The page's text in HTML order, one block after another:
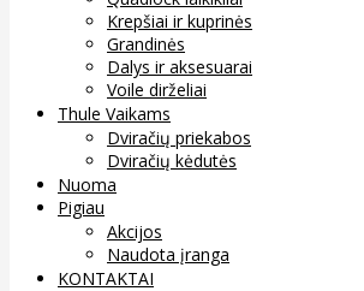
Krepšiai ir kuprinės
Grandinės
Dalys ir aksesuarai
Voile dirželiai
Thule Vaikams
Dviračių priekabos
Dviračių kėdutės
Nuoma
Pigiau
Akcijos
Naudota įranga
KONTAKTAI